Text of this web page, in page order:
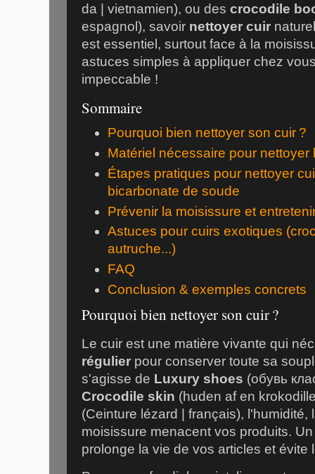
da | vietnamien), ou des crocodile
espagnol), savoir nettoyer cuir
est essentiel, surtout face à la
astuces simples à appliquer chez
impeccable !
Sommaire
Pourquoi bien nettoyer son cuir ?
Matériel nécessaire pour nettoyer
Étapes pratiques pour nettoyer
bicarbonate de soude
Prévenir la moisissure et
Astuces pour cuirs exotiques
autruche...)
FAQ
Conclusion & exemples concrets
Pourquoi bien nettoyer son cuir ?
Le cuir est une matière vivante qui
régulier pour conserver toute sa
s'agisse de Luxury shoes (обувь
Crocodile skin (huden af en
(Ceinture lézard | français), l'humidité,
moisissure menacent vos produits.
prolonge la vie de vos articles et évite